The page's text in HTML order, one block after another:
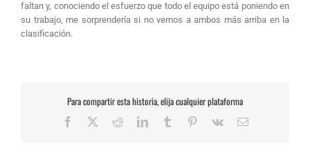
faltan y, conociendo el esfuerzo que todo el equipo está poniendo en
su trabajo, me sorprendería si no vemos a ambos más arriba en la
clasificación.
Para compartir esta historia, elija cualquier plataforma
Facebook RedditLinkedInTumblr Pinterest
Vk
Correo